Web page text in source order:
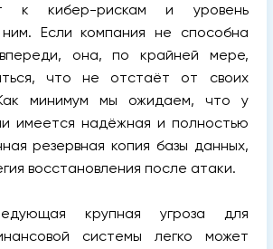
к кибер-рискам и уровень
Если компания не способна
она, по крайней мере,
что не отстаёт от своих
Как минимум мы ожидаем, что у
имеется надёжная и полностью
резервная копия базы данных,
восстановления после атаки.
крупная угроза для
системы легко может